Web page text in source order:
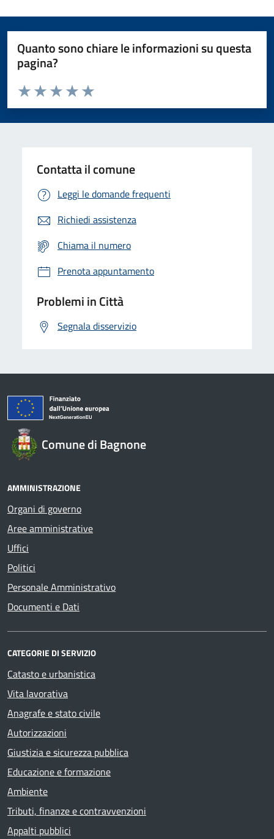
Quanto sono chiare le informazioni su questa
pagina?
Domanda
Valuta da 1 a 5 stelle la pagina
Valuta 5 stelle su 5
Valuta 4 stelle su 5
Valuta 3 stelle su 5
Valuta 2 stelle su 5
Valuta 1 stelle su 5
Contatta il comune
Leggi le domande frequenti
Richiedi assistenza
Chiama il numero
Prenota appuntamento
Problemi in Città
Segnala disservizio
Comune di Bagnone
AMMINISTRAZIONE
Organi di governo
Aree amministrative
Uffici
Politici
Personale Amministrativo
Documenti e Dati
CATEGORIE DI SERVIZIO
Catasto e urbanistica
Vita lavorativa
Anagrafe e stato civile
Autorizzazioni
Giustizia e sicurezza pubblica
Educazione e formazione
Ambiente
Tributi, finanze e contravvenzioni
Appalti pubblici